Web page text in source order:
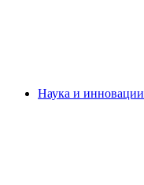
Наука и инновации